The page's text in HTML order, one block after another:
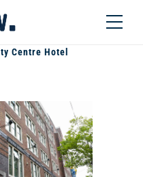
Centre Hotel